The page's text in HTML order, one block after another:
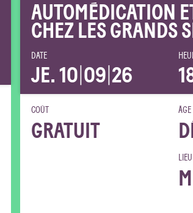
AUTOMÉDICATION
CHEZ LES GRANDS
DATE
JE. 10 09 26
COÛT
GRATUIT
ÂGE
LIEU